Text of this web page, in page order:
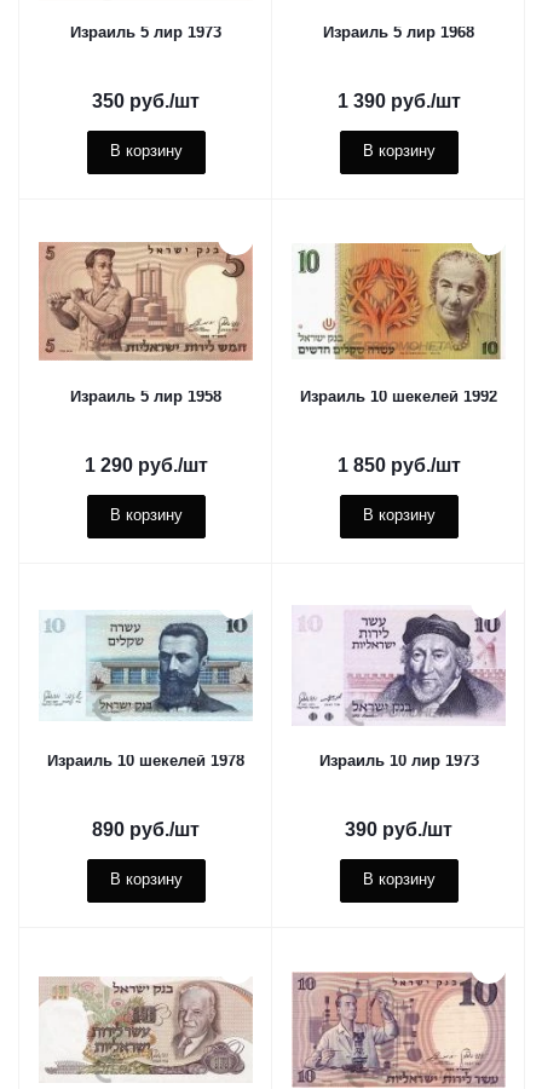
Израиль 5 лир 1973
350 руб./шт
В корзину
Израиль 5 лир 1968
1 390руб./шт
В корзину
Израиль 5 лир 1958
1 290руб./шт
В корзину
Израиль 10 шекелей 1992
1 850руб./шт
В корзину
Израиль 10 шекелей 1978
890 руб./шт
В корзину
Израиль 10 лир 1973
390 руб./шт
В корзину